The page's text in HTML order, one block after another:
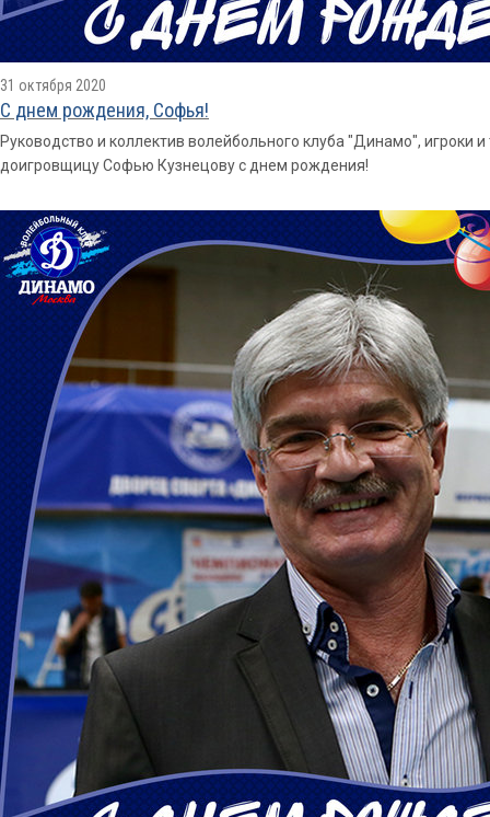
31 октября 2020
С днем рождения, Софья!
Руководство и коллектив волейбольного клуба "Динамо",
доигровщицу Софью Кузнецову с днем рождения!